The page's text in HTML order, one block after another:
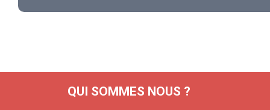
QUI SOMMES NOUS ?